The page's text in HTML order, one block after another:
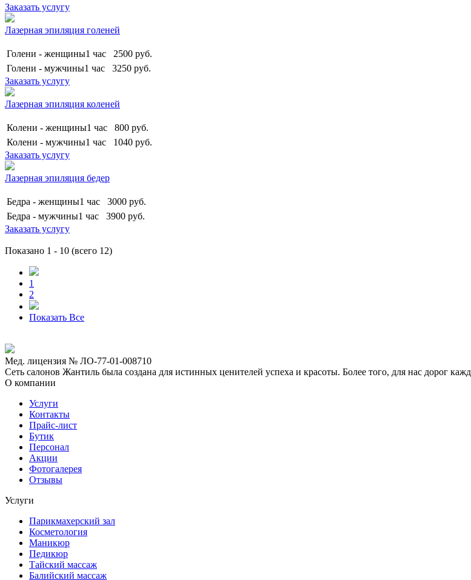
Заказать услугу
Лазерная эпиляция голеней
Голени - женщины1 час 2500 руб.
Голени - мужчины1 час 3250 руб.
Заказать услугу
Лазерная эпиляция коленей
Колени - женщины1 час 800 руб.
Колени - мужчины1 час 1040 руб.
Заказать услугу
Лазерная эпиляция бедер
Бедра - женщины1 час 3000 руб.
Бедра - мужчины1 час 3900 руб.
Заказать услугу
Показано 1 - 10 (всего 12)
1
2
Показать Все
Мед. лицензия № ЛО-77-01-008710
Сеть салонов Жантиль была создана для истинных ценителей успеха и красоты. Более того, для нас дорог
О компании
Услуги
Контакты
Прайс-лист
Бутик
Персонал
Акции
Фотогалерея
Отзывы
Услуги
Парикмахерский зал
Косметология
Маникюр
Педикюр
Тайский массаж
Балийский массаж